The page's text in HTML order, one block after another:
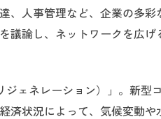
、人事管理など、企業の多
議論し、ネットワークを広
ジェネレーション）」。新型
済状況によって、気候変動